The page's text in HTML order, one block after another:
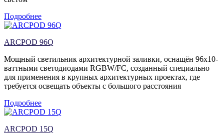
Подробнее
ARCPOD 96Q
Мощный светильник архитектурной заливки, оснащён 96х10-
ваттными светодиодами RGBW/FC, созданный специально
для применения в крупных архитектурных проектах, где
требуется освещать объекты с большого расстояния
Подробнее
ARCPOD 15Q